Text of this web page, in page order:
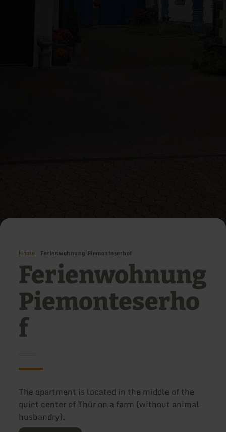
Home Ferienwohnung Piemonteserhof
Ferienwohnung
Piemonteserho
f
The apartment is located in the middle of the
quiet center of Thür on a farm (without animal
husbandry).